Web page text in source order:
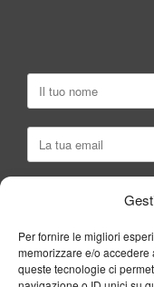
Per fornire le migliori
memorizzare e/o
queste tecnologie ci